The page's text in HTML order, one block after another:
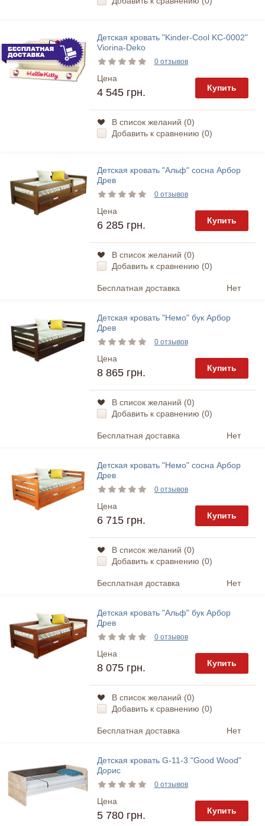
Детская кровать "Kinder-Cool KC-0002"
Viorina-Deko
0 отзывов
Цена
4 545 грн. Купить
В список желаний (0)
Добавить к сравнению (0)
Детская кровать "Альф" сосна Арбор
Древ
0 отзывов
Цена
6 285 грн. Купить
В список желаний (0)
Добавить к сравнению (0)
Бесплатная доставка Нет
Детская кровать "Немо" бук Арбор
Древ
0 отзывов
Цена
8 865 грн. Купить
В список желаний (0)
Добавить к сравнению (0)
Бесплатная доставка Нет
Детская кровать "Немо" сосна Арбор
Древ
0 отзывов
Цена
6 715 грн. Купить
В список желаний (0)
Добавить к сравнению (0)
Бесплатная доставка Нет
Детская кровать "Альф" бук Арбор
Древ
0 отзывов
Цена
8 075 грн. Купить
В список желаний (0)
Добавить к сравнению (0)
Бесплатная доставка Нет
Детская кровать G-11-3 "Good Wood"
Дорис
0 отзывов
Цена
5 780 грн. Купить